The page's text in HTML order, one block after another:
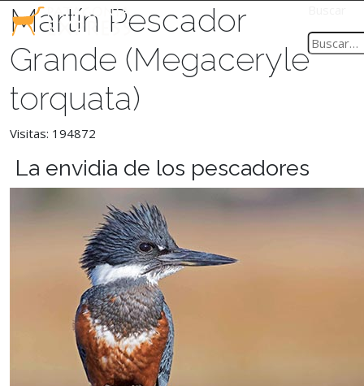
Martín Pescador
Grande (Megaceryle
torquata)
Visitas: 194872
La envidia de los pescadores